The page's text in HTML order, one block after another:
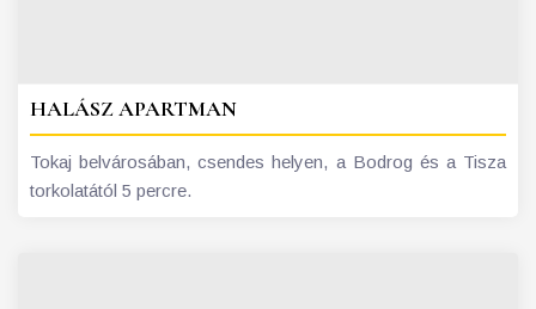
HALÁSZ APARTMAN
Tokaj belvárosában, csendes helyen, a Bodrog és a Tisza
torkolatától 5 percre.